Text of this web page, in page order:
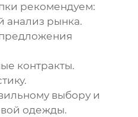
рекомендуем:
анализ рынка.
контракты.
выбору и
одежды.